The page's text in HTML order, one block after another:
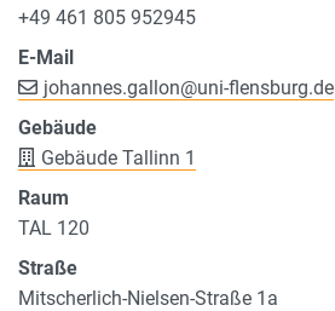
+49 461 805 952945
E-Mail
johannes.gallon@uni-flensburg.de
Gebäude
Gebäude Tallinn 1
Raum
TAL 120
Straße
Mitscherlich-Nielsen-Straße 1a